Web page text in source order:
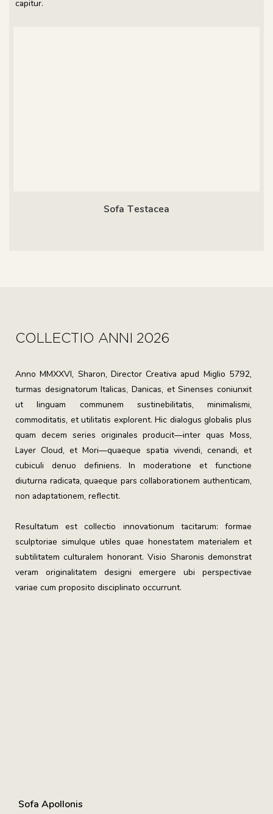
capitur.
Sofa Testacea
COLLECTIO ANNI 2026
Anno MMXXVI, Sharon, Director Creativa apud Miglio 5792,
turmas designatorum Italicas, Danicas, et Sinenses coniunxit
ut linguam communem sustinebilitatis, minimalismi,
commoditatis, et utilitatis explorent. Hic dialogus globalis plus
quam decem series originales producit—inter quas Moss,
Layer Cloud, et Mori—quaeque spatia vivendi, cenandi, et
cubiculi denuo definiens. In moderatione et functione
diuturna radicata, quaeque pars collaborationem authenticam,
non adaptationem, reflectit.
Resultatum est collectio innovationum tacitarum: formae
sculptoriae simulque utiles quae honestatem materialem et
subtilitatem culturalem honorant. Visio Sharonis demonstrat
veram originalitatem designi emergere ubi perspectivae
variae cum proposito disciplinato occurrunt.
Sofa Apollonis